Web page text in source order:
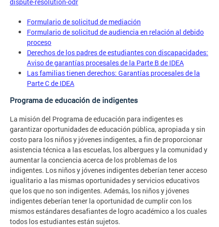
Formulario de solicitud de mediación
Formulario de solicitud de audiencia en relación al debido
proceso
Derechos de los padres de estudiantes con discapacidades:
Aviso de garantías procesales de la Parte B de IDEA
Las familias tienen derechos: Garantías procesales de la
Parte C de IDEA
Programa de educación de indigentes
La misión del Programa de educación para indigentes es
garantizar oportunidades de educación pública, apropiada y sin
costo para los niños y jóvenes indigentes, a fin de proporcionar
asistencia técnica a las escuelas, los albergues y la comunidad y
aumentar la conciencia acerca de los problemas de los
indigentes. Los niños y jóvenes indigentes deberían tener acceso
igualitario a las mismas oportunidades y servicios educativos
que los que no son indigentes. Además, los niños y jóvenes
indigentes deberían tener la oportunidad de cumplir con los
mismos estándares desafiantes de logro académico a los cuales
todos los estudiantes están sujetos.